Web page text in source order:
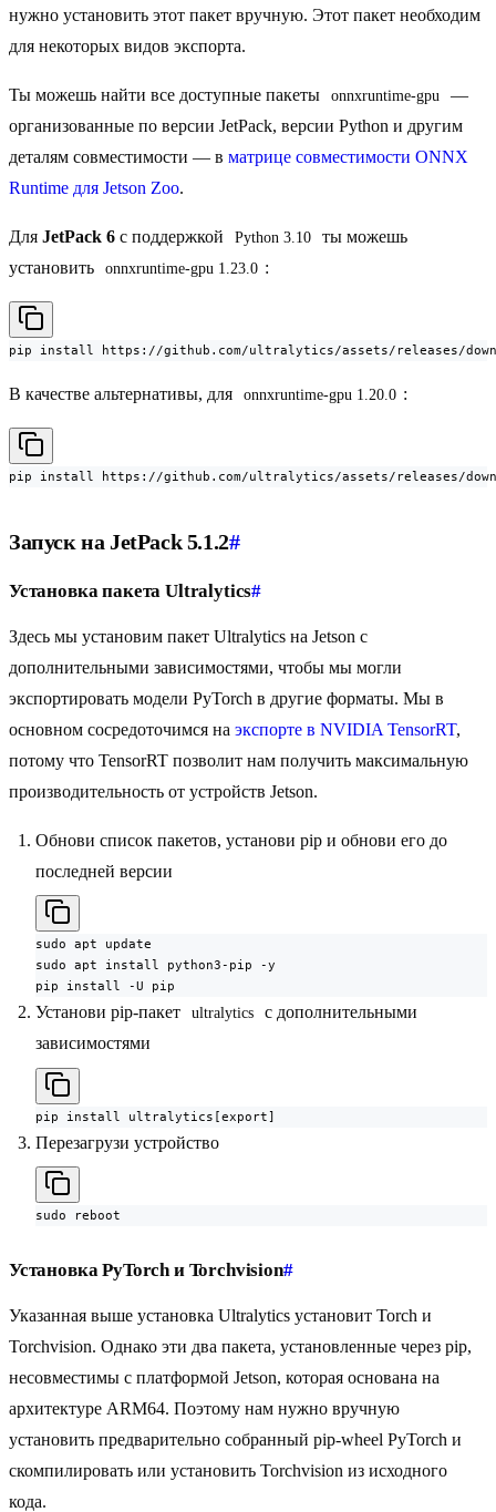
нужно установить этот пакет вручную. Этот пакет необходим
для некоторых видов экспорта.
Ты можешь найти все доступные пакеты onnxruntime-gpu
—
организованные по версии JetPack, версии Python и другим
деталям совместимости — в матрице совместимости ONNX
Runtime для Jetson Zoo.
Для JetPack 6 с поддержкой Python 3.10
ты можешь
установить
onnxruntime-gpu 1.23.0 :
pip install https://github.com/ultralytics/assets/releases/
В качестве альтернативы, для onnxruntime-gpu 1.20.0 :
pip install https://github.com/ultralytics/assets/releases/
Запуск на JetPack 5.1.2#
Установка пакета Ultralytics#
Здесь мы установим пакет Ultralytics на Jetson с
дополнительными зависимостями, чтобы мы могли
экспортировать модели PyTorch в другие форматы. Мы в
основном сосредоточимся на экспорте в NVIDIA TensorRT,
потому что TensorRT позволит нам получить максимальную
производительность от устройств Jetson.
Обнови список пакетов, установи pip и обнови его до
последней версии
sudo apt update
sudo apt install python3-pip -y
pip install -U pip
Установи pip-пакет ultralytics
с дополнительными
зависимостями
pip install ultralytics[export]
Перезагрузи устройство
sudo reboot
Установка PyTorch и Torchvision#
Указанная выше установка Ultralytics установит Torch и
Torchvision. Однако эти два пакета, установленные через pip,
несовместимы с платформой Jetson, которая основана на
архитектуре ARM64. Поэтому нам нужно вручную
установить предварительно собранный pip-wheel PyTorch и
скомпилировать или установить Torchvision из исходного
кода.